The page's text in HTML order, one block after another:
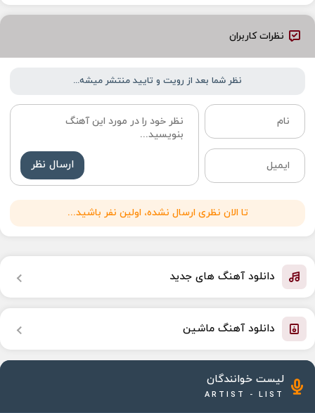
نظرات کاربران
نظر شما بعد از رویت و تایید منتشر میشه...
ارسال نظر
تا الان نظری ارسال نشده، اولین نفر باشید...
دانلود آهنگ های جدید
دانلود آهنگ ماشین
لیست خوانندگان
ARTIST - LIST